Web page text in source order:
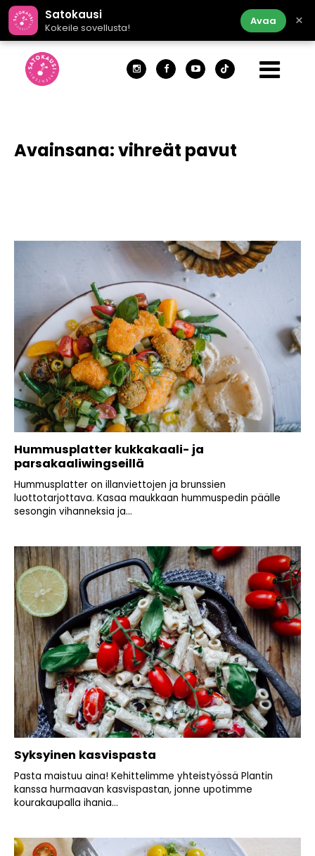
Satokausi
Kokeile sovellusta!
Avaa ×
Avainsana:vihreät pavut
Hummusplatter kukkakaali- ja
parsakaaliwingseillä
Hummusplatter on illanviettojen ja brunssien
luottotarjottava. Kasaa maukkaan hummuspedin päälle
sesongin vihanneksia ja...
Syksyinen kasvispasta
Pasta maistuu aina! Kehittelimme yhteistyössä Plantin
kanssa hurmaavan kasvispastan, jonne upotimme
kourakaupalla ihania...